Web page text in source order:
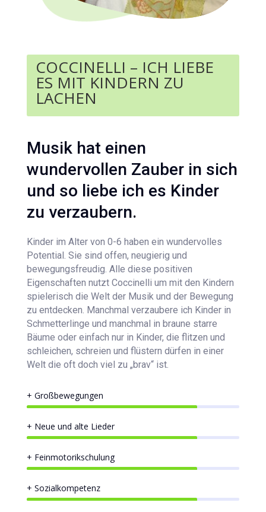
COCCINELLI – ICH LIEBE
ES MIT KINDERN ZU
LACHEN
Musik hat einen
wundervollen Zauber in sich
und so liebe ich es Kinder
zu verzaubern.
Kinder im Alter von 0-6 haben ein wundervolles
Potential. Sie sind offen, neugierig und
bewegungsfreudig. Alle diese positiven
Eigenschaften nutzt Coccinelli um mit den Kindern
spielerisch die Welt der Musik und der Bewegung
zu entdecken. Manchmal verzaubere ich Kinder in
Schmetterlinge und manchmal in braune starre
Bäume oder einfach nur in Kinder, die flitzen und
schleichen, schreien und flüstern dürfen in einer
Welt die oft doch viel zu „brav“ ist.
+ Großbewegungen
+ Neue und alte Lieder
+ Feinmotorikschulung
+ Sozialkompetenz